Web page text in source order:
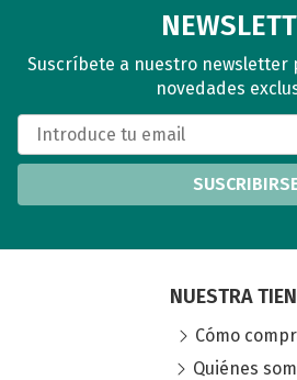
Suscríbete a nuestro newsletter
novedades
NUESTRA
Cómo
Quiénes